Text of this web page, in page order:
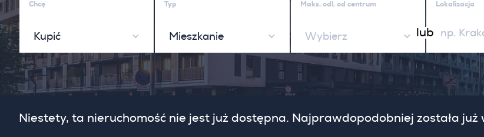
Chcę
Kupić
Typ
Mieszkanie
Maks. odl. od centrum
Wybierz lub
Lokalizacja
Niestety, ta nieruchomość nie jest już dostępna. Najprawdopodobniej została